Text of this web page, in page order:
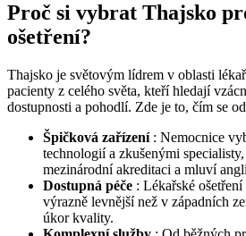
Proč si vybrat Thajsko
ošetření?
Thajsko je světovým lídrem v oblasti
pacienty z celého světa, kteří hledají
dostupnosti a pohodlí. Zde je to, čím se
Špičková zařízení: Nemocnice
technologií a zkušenými
mezinárodní akreditaci a mluví
Dostupná péče : Lékařské
výrazně levnější než v západních
úkor kvality.